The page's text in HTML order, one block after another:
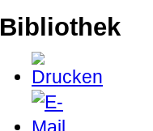
Bibliothek